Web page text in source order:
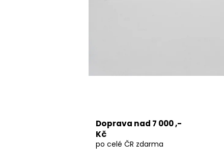
Doprava nad 7 000 ,-
Kč
po celé ČR zdarma